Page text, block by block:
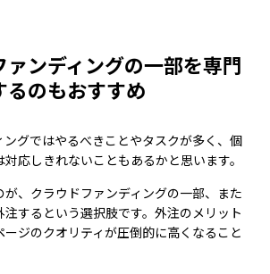
ァンディングの一部を専門
るのもおすすめ
ングではやるべきことやタスクが多く、個
応しきれないこともあるかと思います。
、クラウドファンディングの一部、また
注するという選択肢です。外注のメリット
ージのクオリティが圧倒的に高くなること